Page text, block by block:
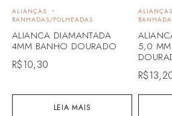
LEIA MAIS
ALIANÇAS
BANHADAS/FOLHEADAS
ALIANCA DIAMANTADA
4MM BANHO DOURADO
R$10,30
ALIANÇAS
5,0
R$